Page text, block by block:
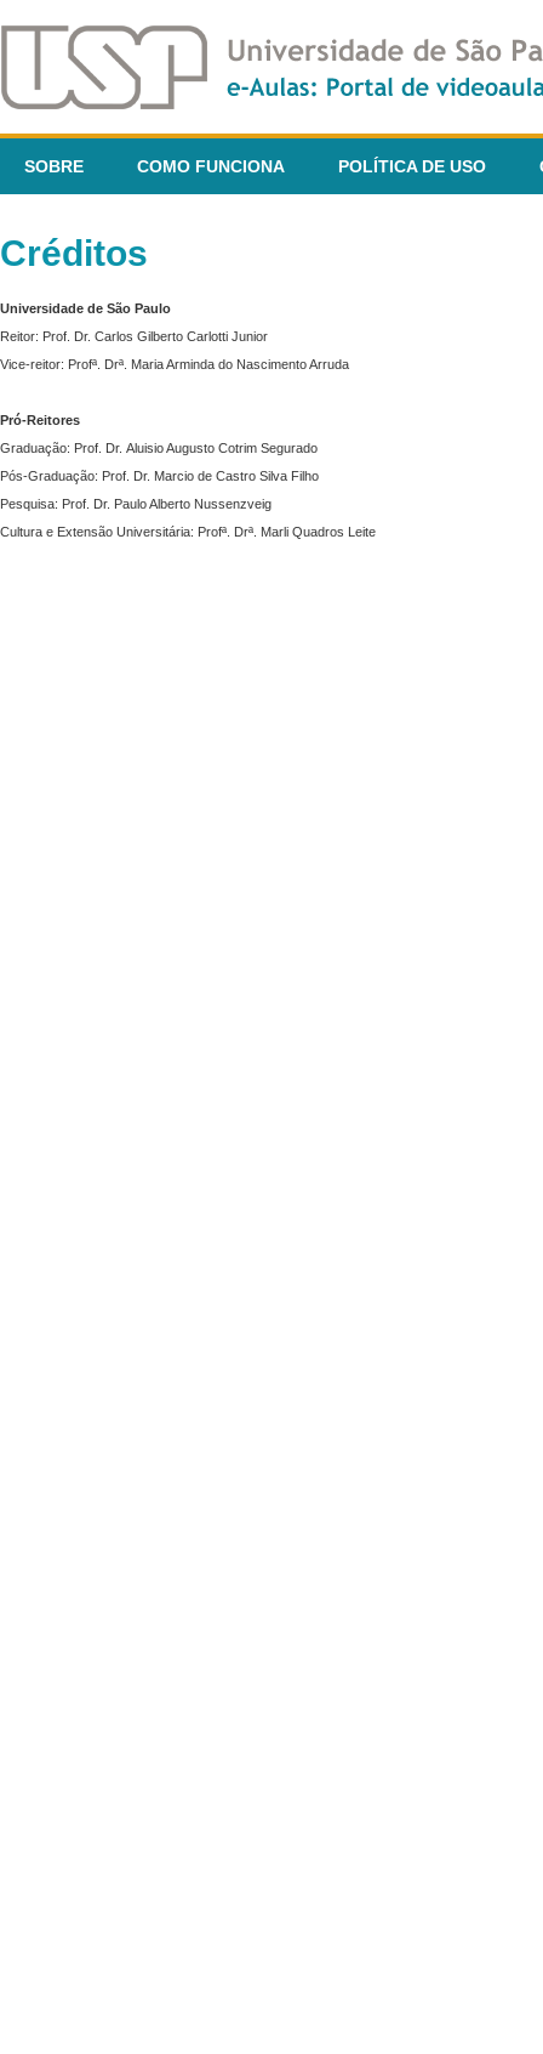
SOBRE COMO FUNCIONA POLÍTICA DE USO
Créditos
Universidade de São Paulo
Reitor: Prof. Dr. Carlos Gilberto Carlotti Junior
Vice-reitor: Profª. Drª. Maria Arminda do Nascimento Arruda
Pró-Reitores
Graduação: Prof. Dr. Aluisio Augusto Cotrim Segurado
Pós-Graduação: Prof. Dr. Marcio de Castro Silva Filho
Pesquisa: Prof. Dr. Paulo Alberto Nussenzveig
Cultura e Extensão Universitária: Profª. Drª. Marli Quadros Leite